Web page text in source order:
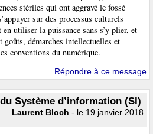
stériles qui ont aggravé le fossé
sur des processus culturels
utiliser la puissance sans s’y plier, et
démarches intellectuelles et
conventions du numérique.
Répondre à ce message
Système d’information (SI)
Laurent Bloch - le 19 janvier 2018